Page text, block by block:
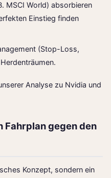
MSCI World) absorbieren
Einstieg finden
(Stop-Loss,
Analyse zu Nvidia und
Fahrplan gegen den
Konzept, sondern ein